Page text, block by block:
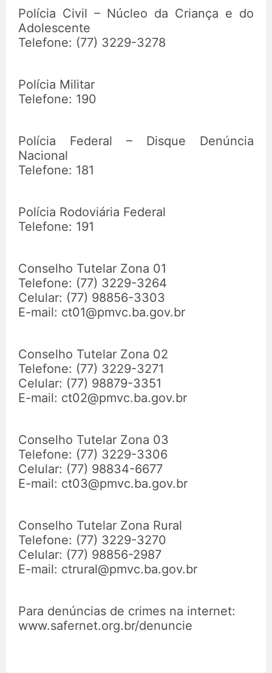
Polícia Civil – Núcleo da Criança e do
Adolescente
Telefone: (77) 3229-3278
Polícia Militar
Telefone: 190
Polícia Federal – Disque Denúncia
Nacional
Telefone: 181
Polícia Rodoviária Federal
Telefone: 191
Conselho Tutelar Zona 01
Telefone: (77) 3229-3264
Celular: (77) 98856-3303
E-mail: ct01@pmvc.ba.gov.br
Conselho Tutelar Zona 02
Telefone: (77) 3229-3271
Celular: (77) 98879-3351
E-mail: ct02@pmvc.ba.gov.br
Conselho Tutelar Zona 03
Telefone: (77) 3229-3306
Celular: (77) 98834-6677
E-mail: ct03@pmvc.ba.gov.br
Conselho Tutelar Zona Rural
Telefone: (77) 3229-3270
Celular: (77) 98856-2987
E-mail: ctrural@pmvc.ba.gov.br
Para denúncias de crimes na internet:
www.safernet.org.br/denuncie